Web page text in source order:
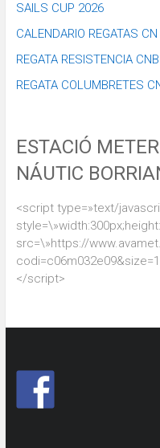
SAILS CUP 2026
CALENDARIO REGATAS
REGATA RESISTENCIA
REGATA COLUMBRETES
ESTACIÓ
NÁUTIC
<script type=»text/
src=\»https://
</script>